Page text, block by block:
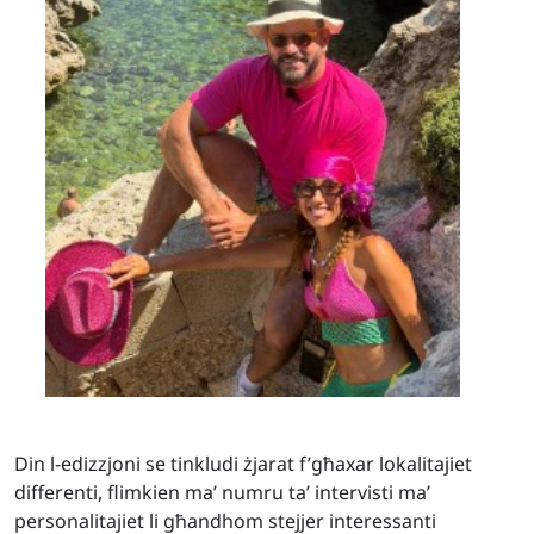
Din l-edizzjoni se tinkludi żjarat f’għaxar lokalitajiet
differenti, flimkien ma’ numru ta’ intervisti ma’
personalitajiet li għandhom stejjer interessanti